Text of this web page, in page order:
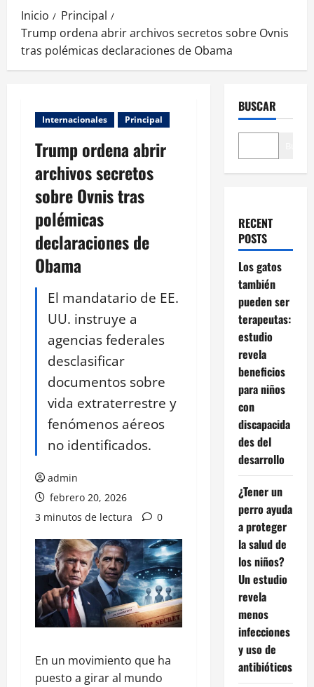
Inicio
Principal
Trump ordena abrir archivos secretos sobre Ovnis
tras polémicas declaraciones de Obama
Internacionales Principal
Trump ordena abrir
archivos secretos
sobre Ovnis tras
polémicas
declaraciones de
Obama
El mandatario de EE.
UU. instruye a
agencias federales
desclasificar
documentos sobre
vida extraterrestre y
fenómenos aéreos
no identificados.
admin
febrero 20, 2026
3 minutos de lectura
0
En un movimiento que ha
puesto a girar al mundo
BUSCAR
RECENT
POSTS
Los gatos
también
pueden ser
terapeutas:
estudio
revela
beneficios
para niños
con
discapacida
des del
desarrollo
¿Tener un
perro ayuda
a proteger
la salud de
los niños?
Un estudio
revela
menos
infecciones
y uso de
antibióticos